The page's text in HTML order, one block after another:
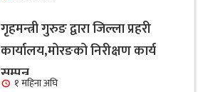
हेर्नुहोस भिडियो ।
गृहमन्त्री गुरुङ द्वारा जिल्ला प्रहरी
कार्यालय,मोरङको निरीक्षण कार्य
सम्पन्न१ महिना अघि